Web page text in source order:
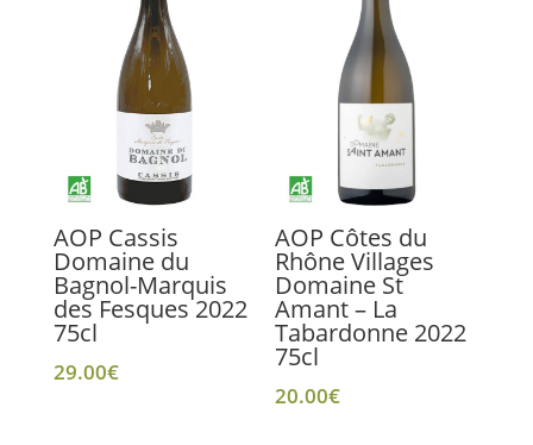
AOP Cassis
Domaine du
Bagnol-Marquis
des Fesques 2022
75cl
29.00€
AOP Côtes du
Rhône Villages
Domaine St
Amant – La
Tabardonne 2022
75cl
20.00€